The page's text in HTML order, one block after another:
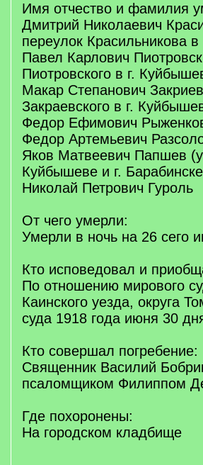
Имя отчество и фамилия
Дмитрий Николаевич
переулок Красильникова
Павел Карлович
Пиотровского в г.
Макар Степанович
Закраевского в г.
Федор Ефимович
Федор Артемьевич
Яков Матвеевич Папшев
Куйбышеве и г.
Николай Петрович Гуроль
От чего умерли:
Умерли в ночь на 26 сего
Кто исповедовал и
По отношению мирового
Каинского уезда, округа
суда 1918 года июня 30
Кто совершал погребение:
Священник Василий
псаломщиком Филиппом
Где похоронены:
На городском кладбище